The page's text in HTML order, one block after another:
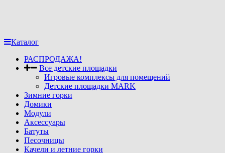
Каталог
РАСПРОДАЖА!
Все детские площадки
Игровые комплексы для помещений
Детские площадки MARK
Зимние горки
Домики
Модули
Аксессуары
Батуты
Песочницы
Качели и летние горки